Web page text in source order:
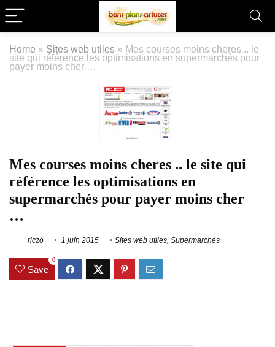
Home » Sites web utiles » Mes courses moins cheres .. le
site qui référence les optimisations en supermarchés pour
payer moins cher …
Mes courses moins cheres .. le site qui
référence les optimisations en
supermarchés pour payer moins cher
…
riczo 1 juin 2015 Sites web utiles Supermarchés
Save
0